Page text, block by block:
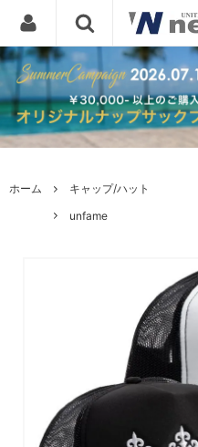
ホーム
キャップ/ハット
unfame